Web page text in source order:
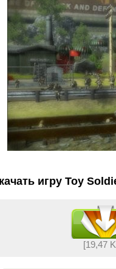
игру Toy
[19,47